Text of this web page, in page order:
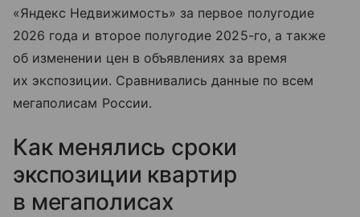
«Яндекс Недвижимость» за первое полугодие
2026 года и второе полугодие 2025-го, а также
об изменении цен в объявлениях за время
их экспозиции. Сравнивались данные по всем
мегаполисам России.
Как менялись сроки
экспозиции квартир
в мегаполисах